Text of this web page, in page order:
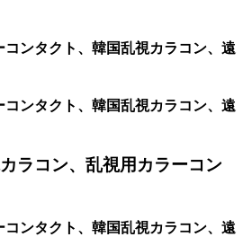
ンタクト、韓国乱視カラコン、遠
ンタクト、韓国乱視カラコン、遠
ラコン、乱視用カラーコン
ンタクト、韓国乱視カラコン、遠